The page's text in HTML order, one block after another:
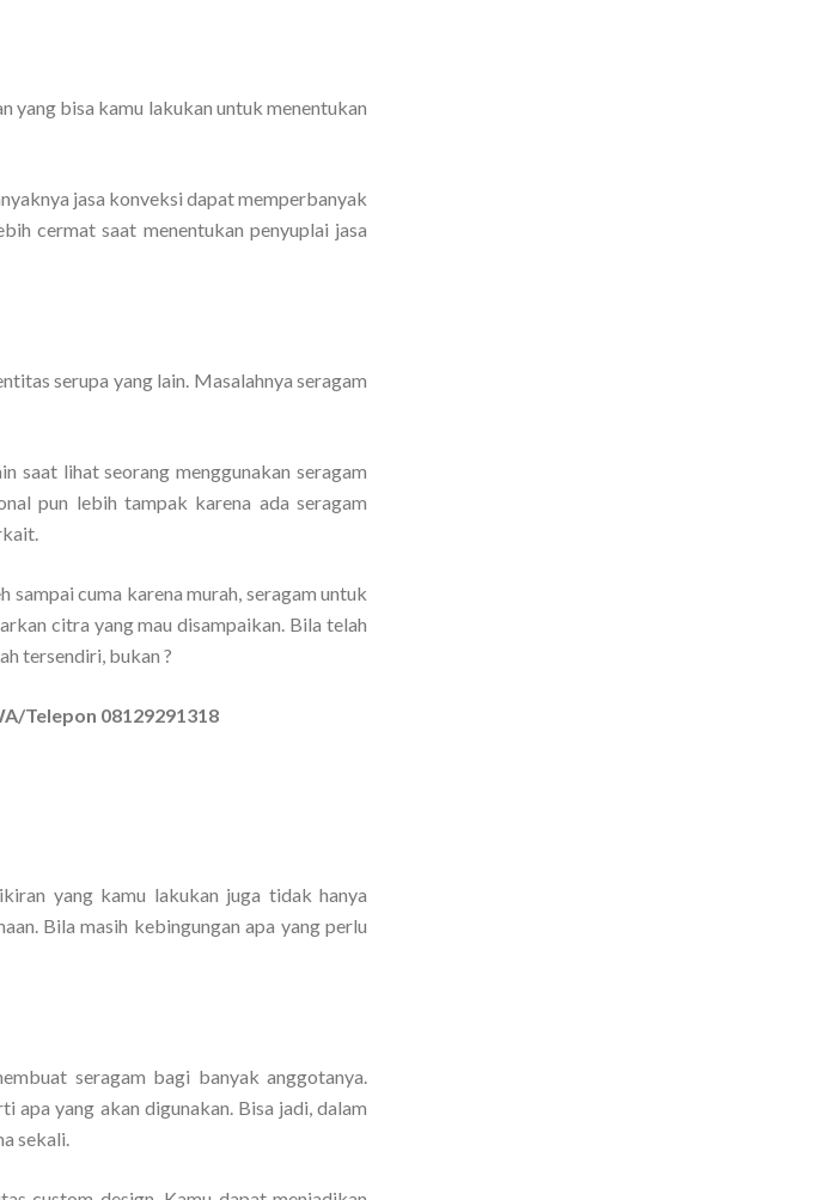
yang bisa kamu lakukan untuk menentukan
jasa konveksi dapat memperbanyak
cermat saat menentukan penyuplai jasa
serupa yang lain. Masalahnya seragam
saat lihat seorang menggunakan seragam
pun lebih tampak karena ada seragam
cuma karena murah, seragam untuk
citra yang mau disampaikan. Bila telah
tersendiri, bukan ?
Telepon 08129291318
yang kamu lakukan juga tidak hanya
Bila masih kebingungan apa yang perlu
seragam bagi banyak anggotanya.
apa yang akan digunakan. Bisa jadi, dalam
sekali.